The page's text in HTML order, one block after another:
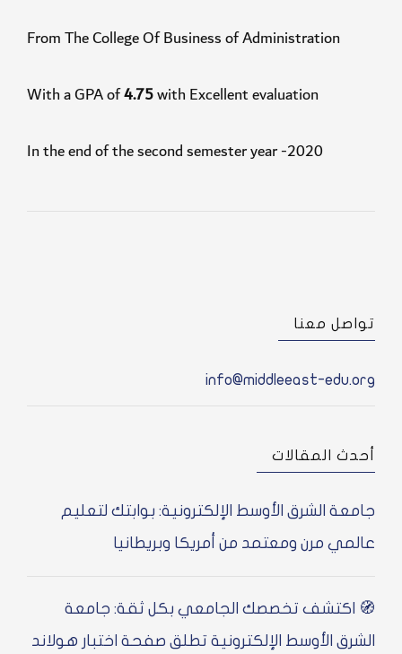
From The College Of Business of Administration
With a GPA of4.75with Excellent evaluation
In the end of the second semester year -2020
معنا
info@middleeast-
المقالات
الشرق الأوسط الإلكترونية: بوابتك لتعليم
مرن ومعتمد من أمريكا وبريطانيا
تخصصك الجامعي بكل ثقة: جامعة
الأوسط الإلكترونية تطلق صفحة اختبار هولاند